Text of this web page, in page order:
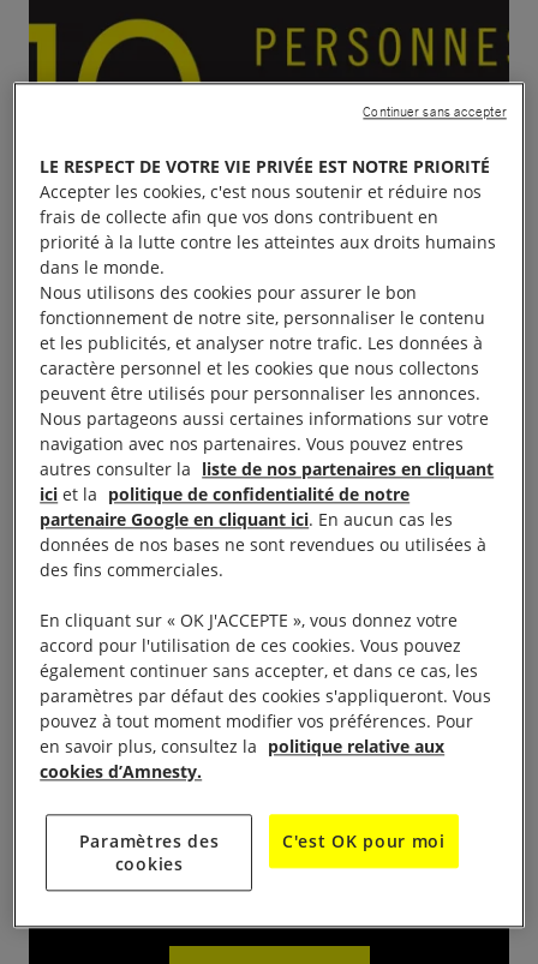
Stand de signatures de pétitions et actions pour les
12h30
Près de chez vous
Trouvez d’autres événements pour agir
avec nous
LE RESPECT DE VOTRE VIE PRIVÉE EST NOTRE PRIORITÉ
Accepter les cookies, c'est nous soutenir et réduire nos
frais de collecte afin que vos dons contribuent en
priorité à la lutte contre les atteintes aux droits humains
dans le monde.
Nous utilisons des cookies pour assurer le bon
fonctionnement de notre site, personnaliser le contenu
et les publicités, et analyser notre trafic. Les données à
caractère personnel et les cookies que nous collectons
peuvent être utilisés pour personnaliser les annonces.
Nous partageons aussi certaines informations sur votre
navigation avec nos partenaires. Vous pouvez entres
autres consulter la liste de nos partenaires en cliquant
ici et la politique de confidentialité de notre
partenaire Google en cliquant ici. En aucun cas les
données de nos bases ne sont revendues ou utilisées à
des fins commerciales.
En cliquant sur « OK J'ACCEPTE », vous donnez votre
accord pour l'utilisation de ces cookies. Vous pouvez
également continuer sans accepter, et dans ce cas, les
paramètres par défaut des cookies s'appliqueront. Vous
pouvez à tout moment modifier vos préférences. Pour
en savoir plus, consultez la politique relative aux
cookies d’Amnesty.
Paramètres des
cookies
C'est OK pour moi
Continuer sans accepter